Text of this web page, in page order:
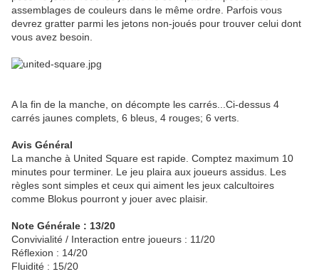
assemblages de couleurs dans le même ordre. Parfois vous
devrez gratter parmi les jetons non-joués pour trouver celui dont
vous avez besoin.
A la fin de la manche, on décompte les carrés...Ci-dessus 4
carrés jaunes complets, 6 bleus, 4 rouges; 6 verts.
Avis Général
La manche à United Square est rapide. Comptez maximum 10
minutes pour terminer. Le jeu plaira aux joueurs assidus. Les
règles sont simples et ceux qui aiment les jeux calcultoires
comme Blokus pourront y jouer avec plaisir.
Note Générale : 13/20
Convivialité / Interaction entre joueurs : 11/20
Réflexion : 14/20
Fluidité : 15/20